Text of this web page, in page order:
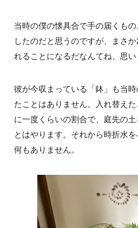
当時の僕の懐具合で手の届くも
したのだと思うのですが、まさ
れることになるだなんてね、思い
彼が今収まっている「鉢」も当
たことはありません。入れ替え
に一度くらいの割合で、庭先の
とはやります。それから時折水
何もありません。